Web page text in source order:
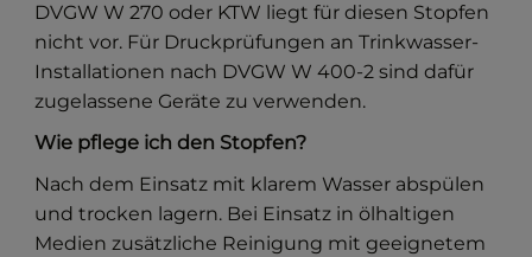
DVGW W 270 oder KTW liegt für diesen Stopfen
nicht vor. Für Druckprüfungen an Trinkwasser-
Installationen nach DVGW W 400-2 sind dafür
zugelassene Geräte zu verwenden.
Wie pflege ich den Stopfen?
Nach dem Einsatz mit klarem Wasser abspülen
und trocken lagern. Bei Einsatz in ölhaltigen
Medien zusätzliche Reinigung mit geeignetem